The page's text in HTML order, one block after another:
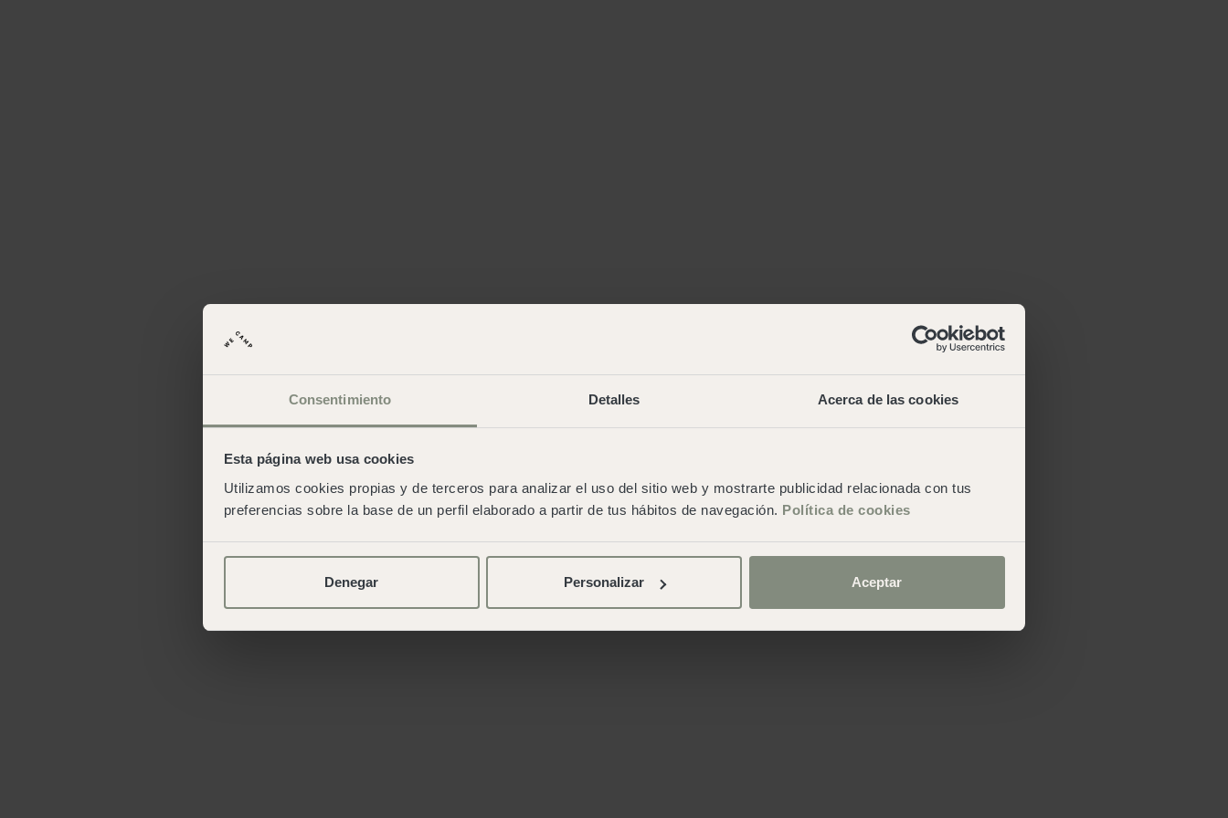
Consentimiento Detalles Acerca de las cookies
Esta página web usa cookies
Utilizamos cookies propias y de terceros para analizar el uso del sitio web y mostrarte publicidad relacionada con tus
preferencias sobre la base de un perfil elaborado a partir de tus hábitos de navegación. Política de cookies
Denegar Personalizar Aceptar